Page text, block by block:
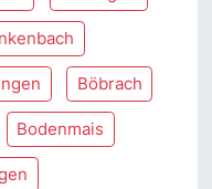
Böbrach
Bodenmais